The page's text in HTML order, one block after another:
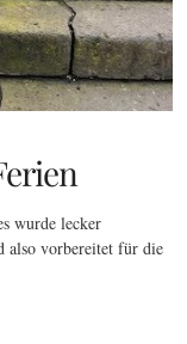
wurde lecker
also vorbereitet für die